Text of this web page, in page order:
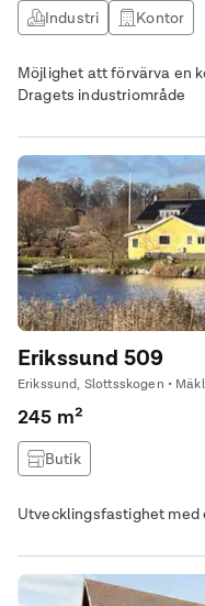
Industri Kontor
Möjlighet att förvärva en
Dragets industriområde
Erikssund 509
Erikssund, Slottsskogen •
245 m²
Butik
Utvecklingsfastighet med